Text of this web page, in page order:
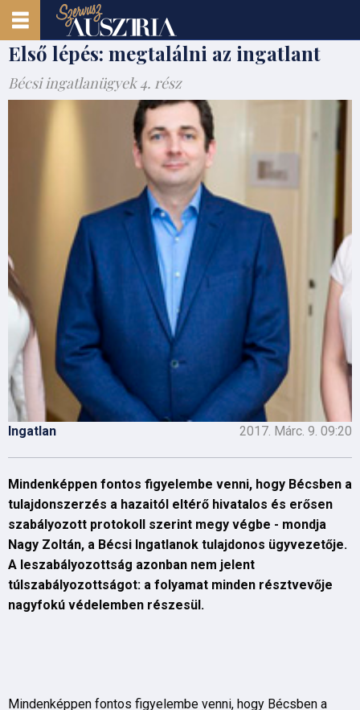
Első lépés: megtalálni az ingatlant
Bécsi ingatlanügyek 4. rész
Ingatlan 2017. Márc. 9. 09:20
Mindenképpen fontos figyelembe venni, hogy Bécsben a
tulajdonszerzés a hazaitól eltérő hivatalos és erősen
szabályozott protokoll szerint megy végbe - mondja
Nagy Zoltán, a Bécsi Ingatlanok tulajdonos ügyvezetője.
A leszabályozottság azonban nem jelent
túlszabályozottságot: a folyamat minden résztvevője
nagyfokú védelemben részesül.
Mindenképpen fontos figyelembe venni, hogy Bécsben a